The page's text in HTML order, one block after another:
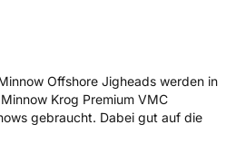
Offshore Jigheads werden in
Krog Premium VMC
gebraucht. Dabei gut auf die